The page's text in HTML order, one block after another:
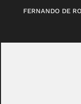
FERNANDO DE